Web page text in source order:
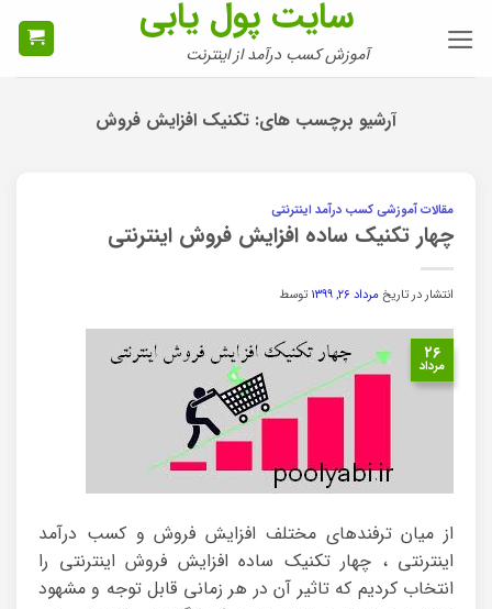
سایت پول یابی
آموزش کسب درآمد از اینترنت
آرشیو برچسب های: تکنیک افزایش فروش
مقالات آموزشی کسب درآمد اینترنتی
چهار تکنیک ساده افزایش فروش اینترنتی
انتشار در تاریخ مرداد ۲۶, ۱۳۹۹ توسط
۲۶
مرداد
از میان ترفندهای مختلف افزایش فروش و کسب درآمد
اینترنتی ، چهار تکنیک ساده افزایش فروش اینترنتی را
انتخاب کردیم که تاثیر آن در هر زمانی قابل توجه و مشهود